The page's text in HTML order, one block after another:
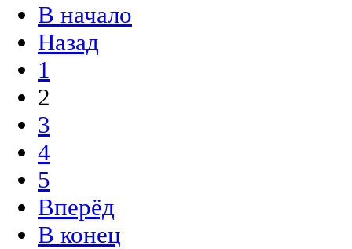
В начало
Назад
1
2
3
4
5
Вперёд
В конец